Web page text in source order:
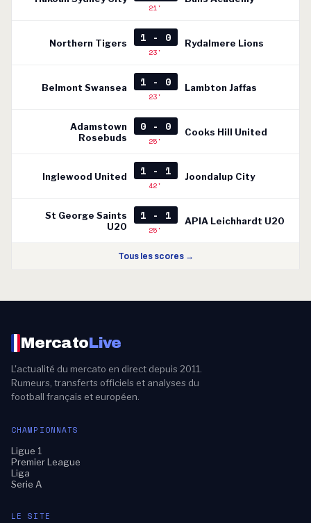
21'
Northern Tigers 1 - 0
23'
Rydalmere Lions
Belmont Swansea 1 - 0
23'
Lambton Jaffas
Adamstown
Rosebuds
0 - 0
25'
Cooks Hill United
Inglewood United 1 - 1
42'
Joondalup City
St George Saints
U20
1 - 1
25'
APIA Leichhardt U20
Tous les scores →
MercatoLive
L'actualité du mercato en direct depuis 2011.
Rumeurs, transferts officiels et analyses du
football français et européen.
CHAMPIONNATS
Ligue 1
Premier League
Liga
Serie A
LE SITE